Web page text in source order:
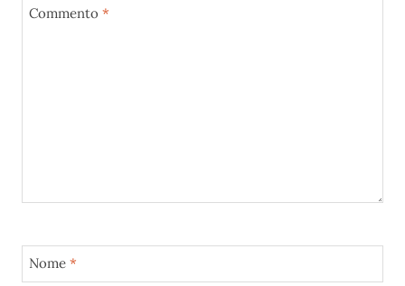
Commento *
Nome *